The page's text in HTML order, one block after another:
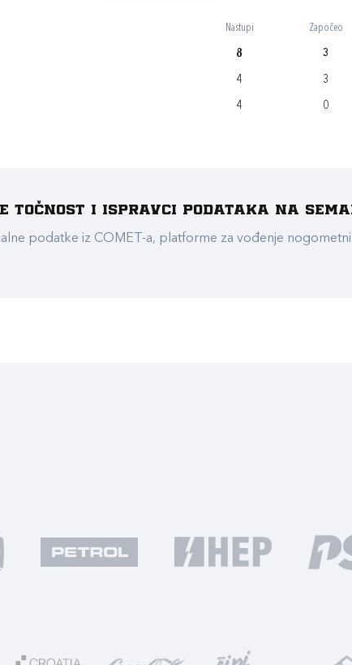
Nastupi Započeo
8 3
4 3
4 0
i ispravci podataka na
podatke iz COMET-a, platforme za vođenje